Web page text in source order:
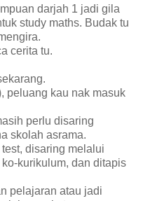
darjah 1 jadi gila
study maths. Budak tu
cerita tu.
peluang kau nak masuk
perlu disaring
skolah asrama.
disaring melalui
kurikulum, dan ditapis
pelajaran atau jadi